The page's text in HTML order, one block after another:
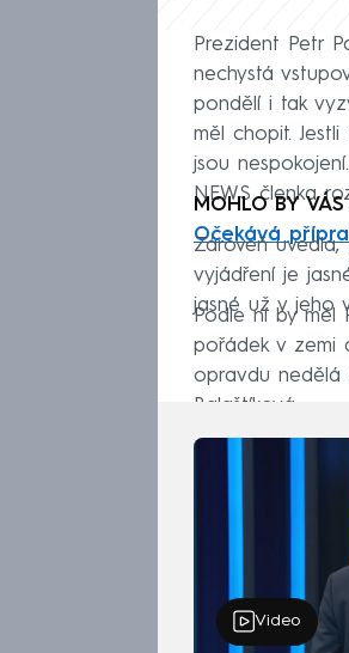
Prezident Petr
nechystá
pondělí i tak
měl chopit.
jsou
NEWS členka
MOHLO BY
Očekává
Zároveň
vyjádření je
jasné už v jeho
Podle ní by měl
pořádek v zemi
opravdu nedělá
Balaštíková.
Video